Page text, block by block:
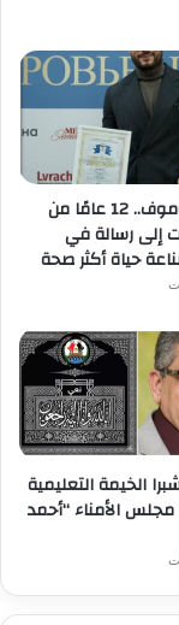
أوليغ أباكوموف.. 12 عامًا من
إلى رسالة في
حياة أكثر صحة
الخيمة التعليمية
الأمناء “أحمد